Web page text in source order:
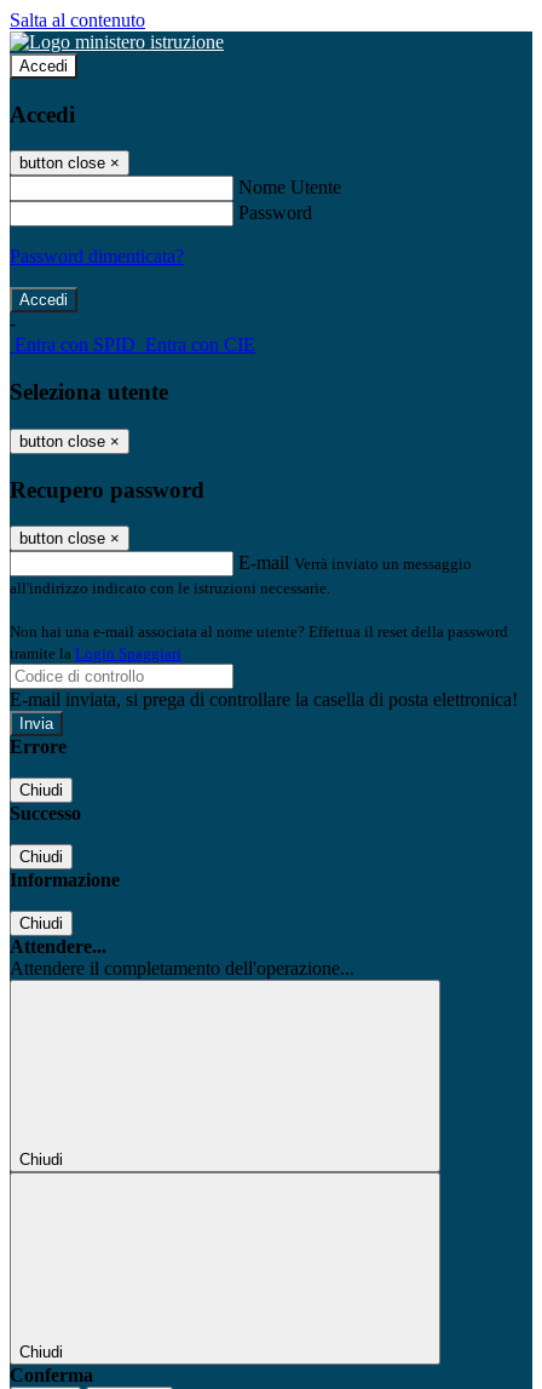
Salta al contenuto
Accedi
Accedi
button close ×
Nome Utente
Password
Password dimenticata?
-
Entra con SPID Entra con CIE
Seleziona utente
button close ×
Recupero password
button close ×
E-mail Verrà inviato un messaggio
all'indirizzo indicato con le istruzioni necessarie.
Non hai una e-mail associata al nome utente? Effettua il reset della password
tramite la Login Spaggiari
E-mail inviata, si prega di controllare la casella di posta elettronica!
Errore
Chiudi
Successo
Chiudi
Informazione
Chiudi
Attendere...
Attendere il completamento dell'operazione...
Chiudi
Chiudi
Conferma